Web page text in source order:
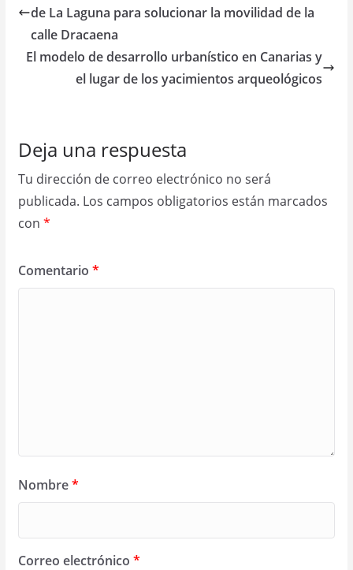
de La Laguna para solucionar la movilidad de la
calle Dracaena
El modelo de desarrollo urbanístico en Canarias y
el lugar de los yacimientos arqueológicos
Deja una respuesta
Tu dirección de correo electrónico no será
publicada. Los campos obligatorios están marcados
con *
Comentario *
Nombre*
Correo electrónico *